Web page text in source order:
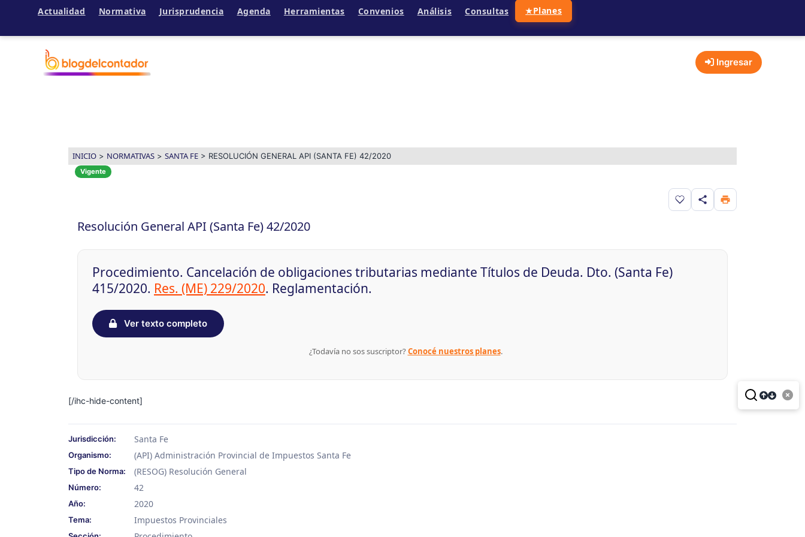
Actualidad Normativa Jurisprudencia Agenda Herramientas Convenios Análisis Consultas ★Planes
Ingresar
INICIO > NORMATIVAS > SANTA FE > RESOLUCIÓN GENERAL API (SANTA FE) 42/2020
Vigente
Guardar en favoritos
Resolución General API (Santa Fe) 42/2020
Procedimiento. Cancelación de obligaciones tributarias mediante Títulos de Deuda. Dto. (Santa Fe)
415/2020. Res. (ME) 229/2020. Reglamentación.
Ver texto completo
¿Todavía no sos suscriptor?Conocé nuestros planes.
[/ihc-hide-content]
Jurisdicción: Santa Fe
Organismo: (API) Administración Provincial de Impuestos Santa Fe
Tipo de Norma: (RESOG) Resolución General
Número: 42
Año: 2020
Tema: Impuestos Provinciales